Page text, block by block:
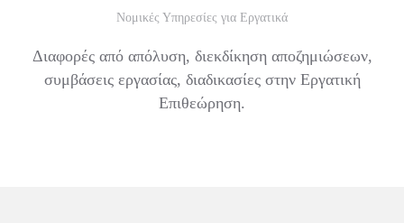
Νομικές Υπηρεσίες για Εργατικά
Διαφορές από απόλυση, διεκδίκηση αποζημιώσεων,
συμβάσεις εργασίας, διαδικασίες στην Εργατική
Επιθεώρηση.